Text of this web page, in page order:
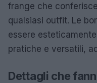
frange che
qualsiasi outfit. Le
essere
pratiche e versatili,
Dettagli che